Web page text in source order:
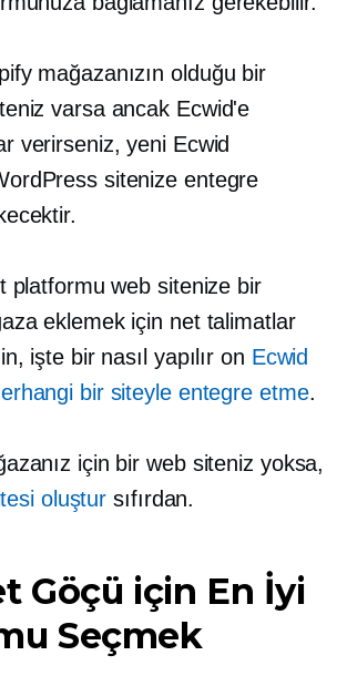
mağazanızın olduğu bir
varsa ancak Ecwid'e
verirseniz, yeni Ecwid
sitenize entegre
platformu web sitenize bir
eklemek için net talimatlar
işte bir nasıl yapılır on Ecwid
bir siteyle entegre etme.
için bir web siteniz yoksa,
oluştur sıfırdan.
Göçü için En İyi
Seçmek